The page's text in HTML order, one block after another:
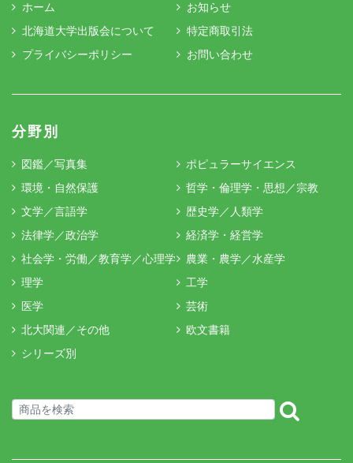
ホーム
お知らせ
北海道大学出版会について
特定商取引法
プライバシーポリシー
お問い合わせ
分野別
図鑑／写真集
ポピュラーサイエンス
環境・自然保護
哲学・倫理学・思想／宗教
文学／言語学
歴史学／人類学
法律学／政治学
経済学・経営学
社会学・労働／教育学／心理学
農業・農学／水産学
理学
工学
医学
芸術
北大関連／その他
欧文書籍
シリーズ別